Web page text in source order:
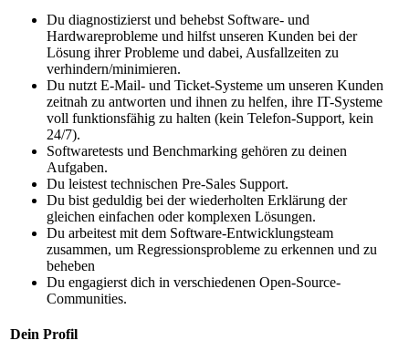
Du diagnostizierst und behebst Software- und
Hardwareprobleme und hilfst unseren Kunden bei der
Lösung ihrer Probleme und dabei, Ausfallzeiten zu
verhindern/minimieren.
Du nutzt E-Mail- und Ticket-Systeme um unseren Kunden
zeitnah zu antworten und ihnen zu helfen, ihre IT-Systeme
voll funktionsfähig zu halten (kein Telefon-Support, kein
24/7).
Softwaretests und Benchmarking gehören zu deinen
Aufgaben.
Du leistest technischen Pre-Sales Support.
Du bist geduldig bei der wiederholten Erklärung der
gleichen einfachen oder komplexen Lösungen.
Du arbeitest mit dem Software-Entwicklungsteam
zusammen, um Regressionsprobleme zu erkennen und zu
beheben
Du engagierst dich in verschiedenen Open-Source-
Communities.
Dein Profil